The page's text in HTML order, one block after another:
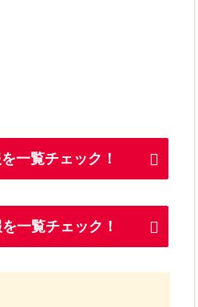
一覧チェック！
一覧チェック！